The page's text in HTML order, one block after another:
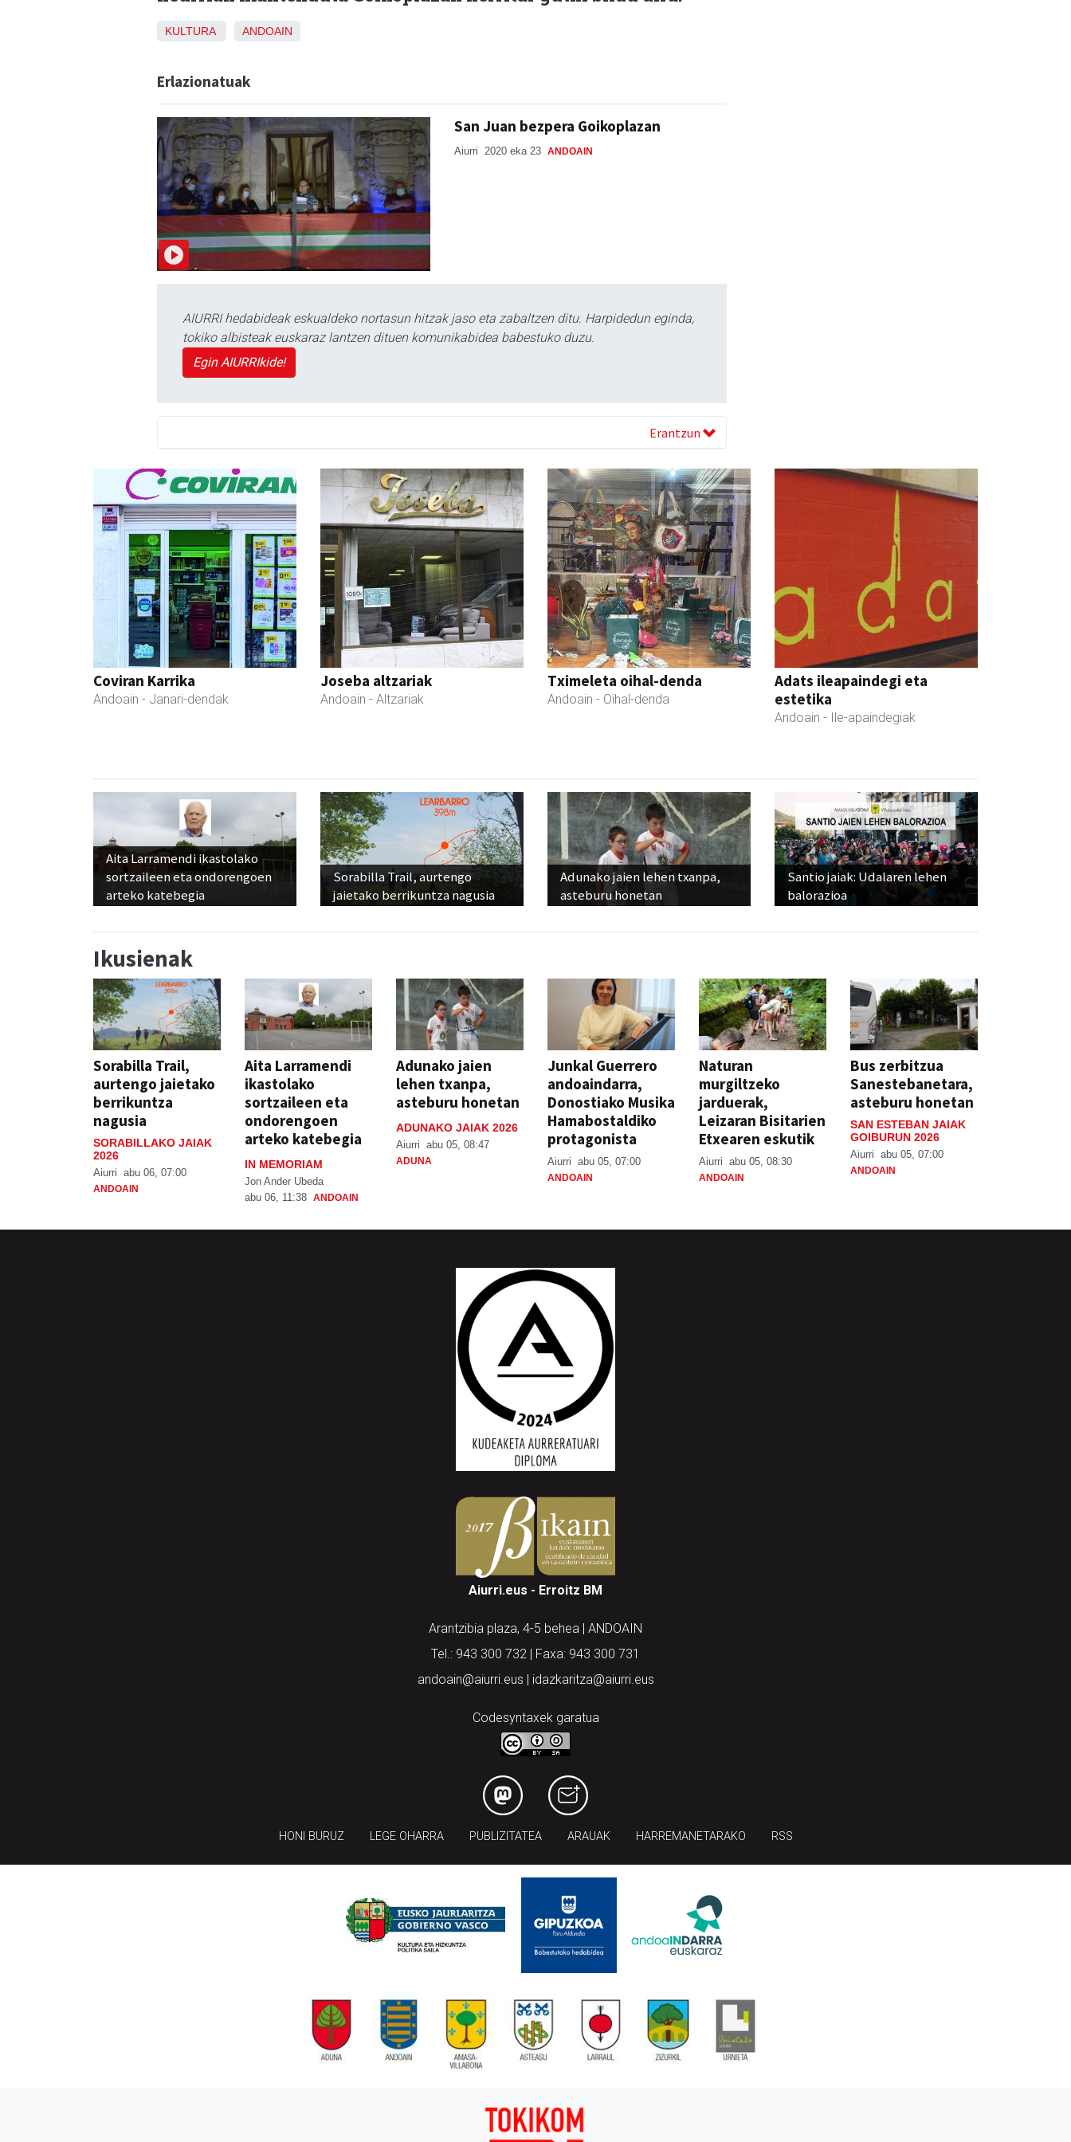
KULTURA ANDOAIN
Erlazionatuak
San Juan bezpera Goikoplazan
Aiurri 2020 eka 23 ANDOAIN
AIURRI hedabideak eskualdeko nortasun hitzak jaso eta zabaltzen ditu. Harpidedun eginda,
tokiko albisteak euskaraz lantzen dituen komunikabidea babestuko duzu.
Egin AIURRIkide!
Erantzun
Coviran Karrika
Andoain - Janari-dendak
Joseba altzariak
Andoain - Altzariak
Tximeleta oihal-denda
Andoain - Oihal-denda
Adats ileapaindegi eta
estetika
Andoain - Ile-apaindegiak
Aita Larramendi ikastolako
sortzaileen eta ondorengoen
arteko katebegia
Sorabilla Trail, aurtengo
jaietako berrikuntza nagusia
Adunako jaien lehen txanpa,
asteburu honetan
Santio jaiak: Udalaren lehen
balorazioa
Ikusienak
Sorabilla Trail,
aurtengo jaietako
berrikuntza
nagusia
SORABILLAKO JAIAK
2026
Aiurri abu 06, 07:00
ANDOAIN
Aita Larramendi
ikastolako
sortzaileen eta
ondorengoen
arteko katebegia
IN MEMORIAM
Jon Ander Ubeda
abu 06, 11:38 ANDOAIN
Adunako jaien
lehen txanpa,
asteburu honetan
ADUNAKO JAIAK 2026
Aiurri abu 05, 08:47
ADUNA
Junkal Guerrero
andoaindarra,
Donostiako Musika
Hamabostaldiko
protagonista
Aiurri abu 05, 07:00
ANDOAIN
Naturan
murgiltzeko
jarduerak,
Leizaran Bisitarien
Etxearen eskutik
Aiurri abu 05, 08:30
ANDOAIN
Bus zerbitzua
Sanestebanetara,
asteburu honetan
SAN ESTEBAN JAIAK
GOIBURUN 2026
Aiurri abu 05, 07:00
ANDOAIN
Aiurri.eus - Erroitz BM
Arantzibia plaza, 4-5 behea | ANDOAIN
Tel.: 943 300 732 | Faxa: 943 300 731
andoain@aiurri.eus | idazkaritza@aiurri.eus
Codesyntaxek garatua
HONI BURUZ LEGE OHARRA PUBLIZITATEA ARAUAK HARREMANETARAKO RSS